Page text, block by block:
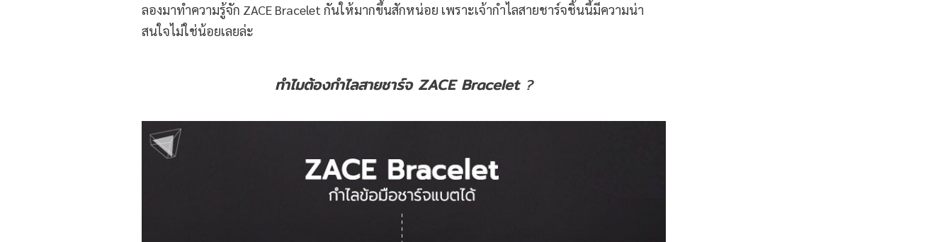
ลองมาทำความรู้จัก ZACE Bracelet กันให้มากขึ้นสักหน่อย เพราะเจ้ากำไลสายชาร์จชิ้นนี้มีความน่า
สนใจไม่ใช่น้อยเลยล่ะ
ทำไมต้องกำไลสายชาร์จ ZACE Bracelet?